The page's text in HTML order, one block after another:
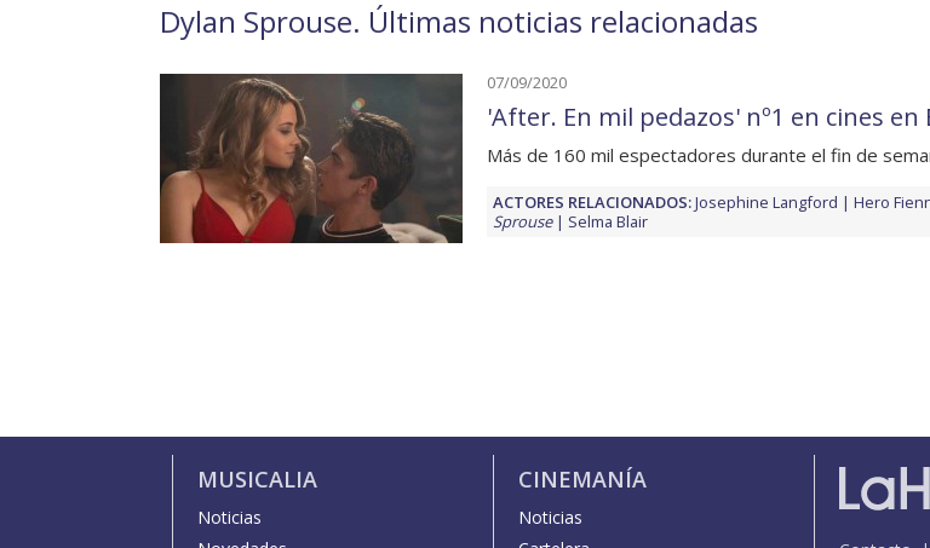
Dylan Sprouse. Últimas noticias relacionadas
07/09/2020
'After. En mil pedazos' nº1 en cines en
Más de 160 mil espectadores durante el fin de
ACTORES RELACIONADOS:Josephine Langford Hero
Sprouse
Selma Blair
MUSICALIA
Noticias
CINEMANÍA
Noticias